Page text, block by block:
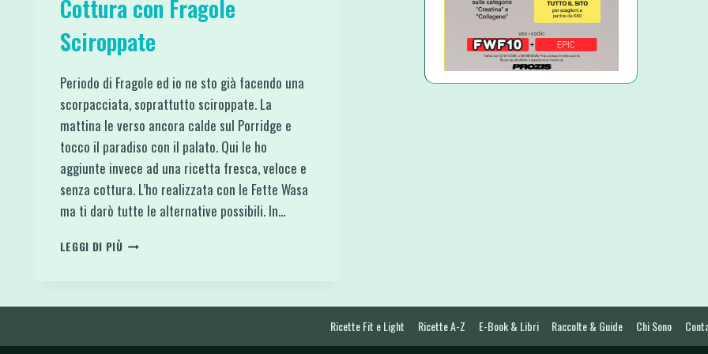
Cottura con Fragole
Sciroppate
Periodo di Fragole ed io ne sto già facendo una
scorpacciata, soprattutto sciroppate. La
mattina le verso ancora calde sul Porridge e
tocco il paradiso con il palato. Qui le ho
aggiunte invece ad una ricetta fresca, veloce e
senza cottura. L’ho realizzata con le Fette Wasa
ma ti darò tutte le alternative possibili. In…
LEGGI DI PIÙMILLEFOGLIE
CON
Ricette Fit e Light Ricette A-Z E-Book & Libri Raccolte & Guide Chi Sono